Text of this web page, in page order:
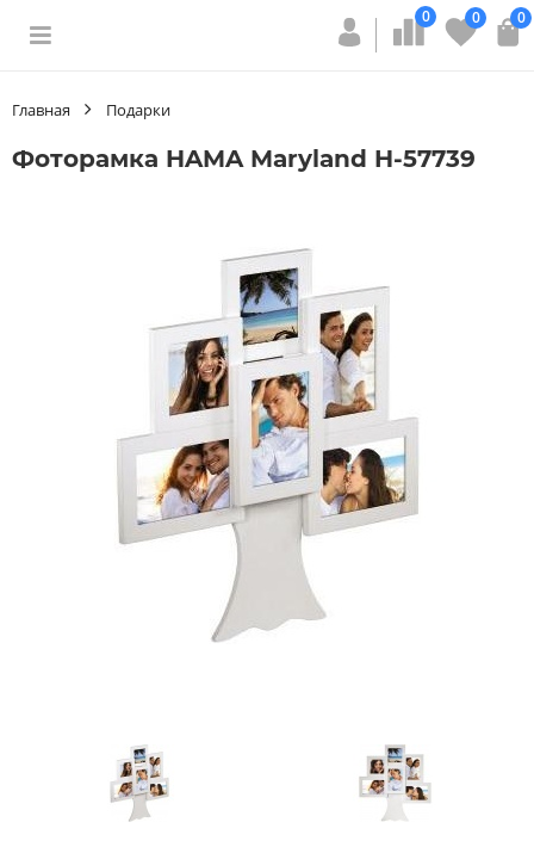
0 0 0
Главная Подарки
Фоторамка HAMA Maryland H-57739